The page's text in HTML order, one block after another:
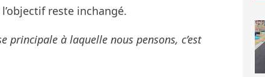
reste inchangé.
principale à laquelle nous pensons, c’est